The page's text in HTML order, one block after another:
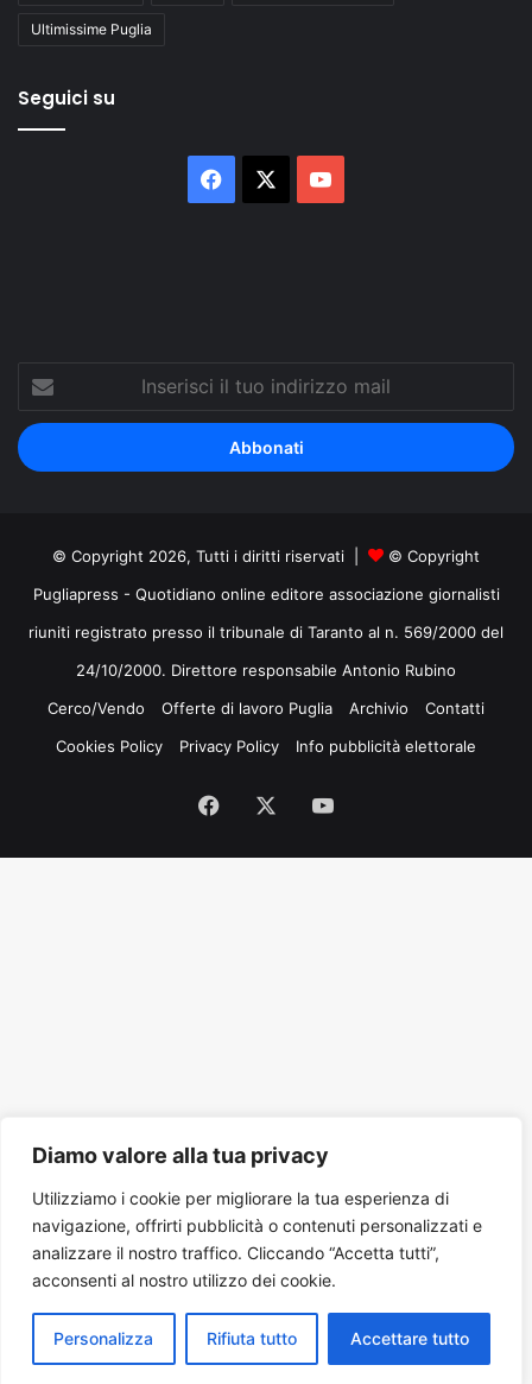
Diamo valore alla tua privacy
Utilizziamo i cookie per migliorare la tua esperienza di
navigazione, offrirti pubblicità o contenuti personalizzati e
analizzare il nostro traffico. Cliccando “Accetta tutti”,
acconsenti al nostro utilizzo dei cookie.
Personalizza Rifiuta tutto Accettare tutto
Ultimissime Puglia
Seguici su
Facebook
Inserisci
tuo
indirizzo
mail
© Copyright 2026, Tutti i diritti riservati |
© Copyright
Pugliapress - Quotidiano online editore associazione giornalisti
riuniti registrato presso il tribunale di Taranto al n. 569/2000 del
24/10/2000. Direttore responsabile Antonio Rubino
Cerco/Vendo
Offerte di lavoro Puglia Archivio
Contatti
Cookies Policy
Privacy Policy Info pubblicità elettorale
Facebook
Tube